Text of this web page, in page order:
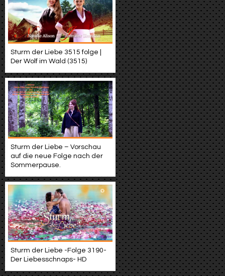
Sturm der Liebe 3515 folge |
Der Wolf im Wald (3515)
Sturm der Liebe – Vorschau
auf die neue Folge nach der
Sommerpause.
Sturm der Liebe -Folge 3190-
Der Liebesschnaps- HD